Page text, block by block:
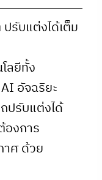
รับแต่งได้เต็ม
ลยีทั้ง
อัจฉริยะ
ปรับแต่งได้
องการ
าศ ด้วย